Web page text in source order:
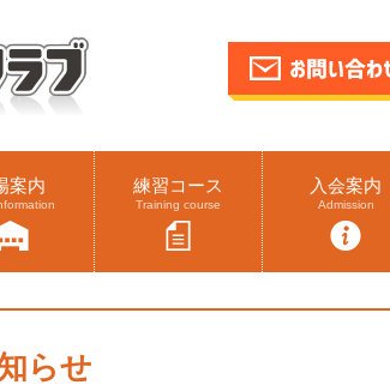
案内 練習コース
Training course
入会案内
Admission
らせ